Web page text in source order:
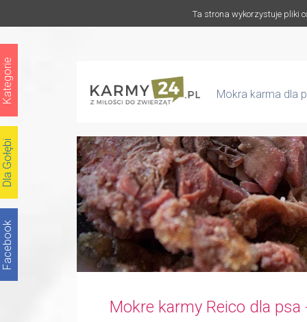
Ta strona wykorzystuje pliki
Mokra karma dla
Mokre karmy Reico dla psa
Facebook
Dla Gołębi
Kategorie